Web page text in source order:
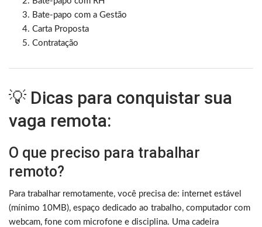
Bate-papo com a Gestão
Carta Proposta
Contratação
💡 Dicas para conquistar sua
vaga remota:
O que preciso para trabalhar
remoto?
Para trabalhar remotamente, você precisa de: internet estável
(mínimo 10MB), espaço dedicado ao trabalho, computador com
webcam, fone com microfone e disciplina. Uma cadeira